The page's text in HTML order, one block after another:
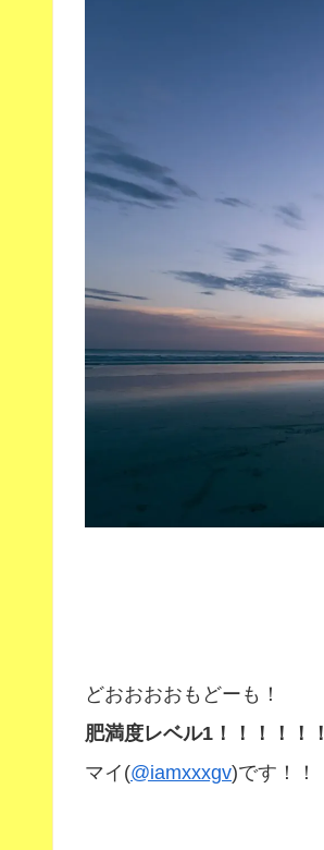
どおおおおもどーも！
肥満度レベル1！！！！！！
マイ(@iamxxxgv)です！！